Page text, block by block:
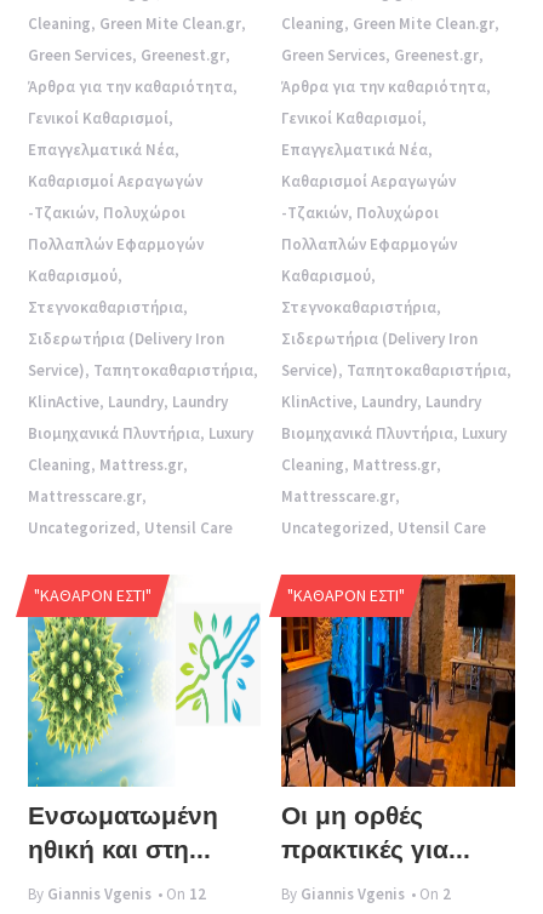
Cleaning, Green Mite Clean.gr,
Green Services, Greenest.gr,
Άρθρα για την καθαριότητα,
Γενικοί Καθαρισμοί,
Επαγγελματικά Νέα,
Καθαρισμοί Αεραγωγών
-Τζακιών, Πολυχώροι
Πολλαπλών Εφαρμογών
Καθαρισμού,
Στεγνοκαθαριστήρια,
Σιδερωτήρια (Delivery Iron
Service), Ταπητοκαθαριστήρια,
KlinActive, Laundry, Laundry
Βιομηχανικά Πλυντήρια, Luxury
Cleaning, Mattress.gr,
Mattresscare.gr,
Uncategorized, Utensil Care
Cleaning, Green Mite Clean.gr,
Green Services, Greenest.gr,
Άρθρα για την καθαριότητα,
Γενικοί Καθαρισμοί,
Επαγγελματικά Νέα,
Καθαρισμοί Αεραγωγών
-Τζακιών, Πολυχώροι
Πολλαπλών Εφαρμογών
Καθαρισμού,
Στεγνοκαθαριστήρια,
Σιδερωτήρια (Delivery Iron
Service), Ταπητοκαθαριστήρια,
KlinActive, Laundry, Laundry
Βιομηχανικά Πλυντήρια, Luxury
Cleaning, Mattress.gr,
Mattresscare.gr,
Uncategorized, Utensil Care
"ΚΑΘΑΡΌΝ ΕΣΤΊ"
Ενσωματωμένη
ηθική και στη...
By Giannis Vgenis • On 12
"ΚΑΘΑΡΌΝ ΕΣΤΊ"
Οι μη ορθές
πρακτικές για...
By Giannis Vgenis • On 2